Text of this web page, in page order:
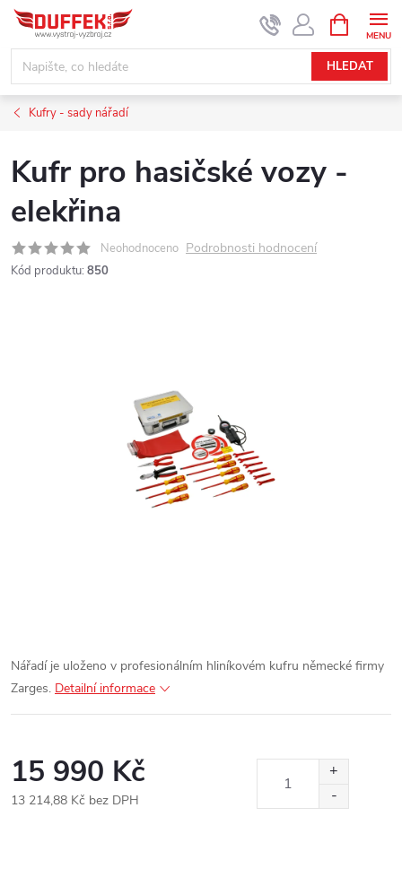
Přejít
obsah
HLEDAT
NÁKUPNÍ
KOŠÍK
Kufry - sady nářadí
Kufr pro hasičské vozy -
elekřina
Neohodnoceno Podrobnosti hodnocení
Kód produktu: 850
Nářadí je uloženo v profesionálním hliníkovém kufru německé firmy
Zarges. Detailní informace
15 990 Kč
13 214,88 Kč bez DPH